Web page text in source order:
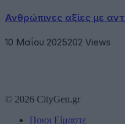
Ανθρώπινες αξίες με
10 Μαΐου 2025202 Views
© 2026 CityGen.gr
Ποιοι Είμαστε